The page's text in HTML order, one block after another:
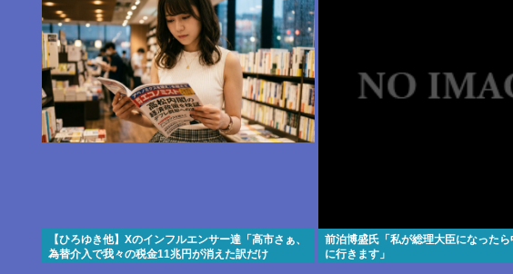
【ひろゆき他】Xのインフルエンサー達「高市さぁ、
為替介入で我々の税金11兆円が消えた訳だけ
前泊博盛氏「私が総理大臣になったら
に行きます」